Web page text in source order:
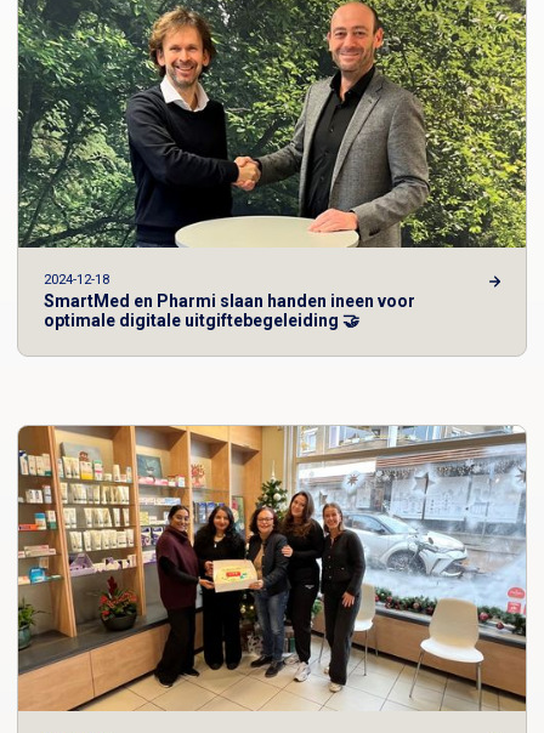
2024-12-18
SmartMed en Pharmi slaan handen ineen voor
optimale digitale uitgiftebegeleiding 🤝